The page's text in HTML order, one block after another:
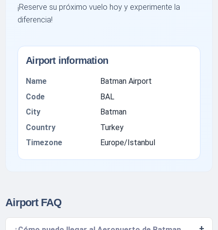
¡Reserve su próximo vuelo hoy y experimente la
diferencia!
Airport information
Name
Batman Airport
Code
BAL
City
Batman
Country
Turkey
Timezone
Europe/Istanbul
Airport FAQ